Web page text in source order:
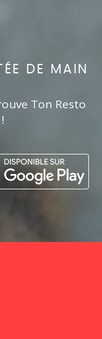
DE MAIN
Ton Resto